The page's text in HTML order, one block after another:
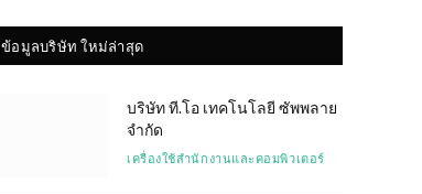
ข้อมูลบริษัท ใหม่ล่าสุด
บริษัท ที.โอ เทคโนโลยี ซัพพลาย
จำกัด
เครื่องใช้สำนักงานและคอมพิวเตอร์